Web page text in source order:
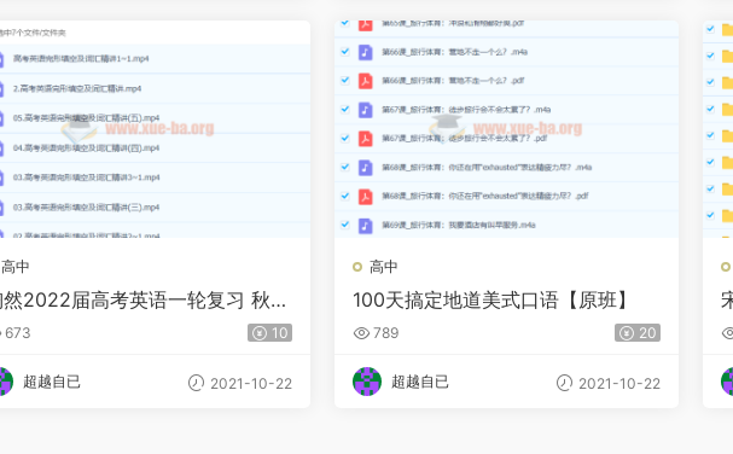
高中
然2022届高考英语一轮复习 秋季
更新5讲
673 10
超越自已 2021-10-22
高中
100天搞定地道美式口语【原班】
789 20
超越自已 2021-10-22